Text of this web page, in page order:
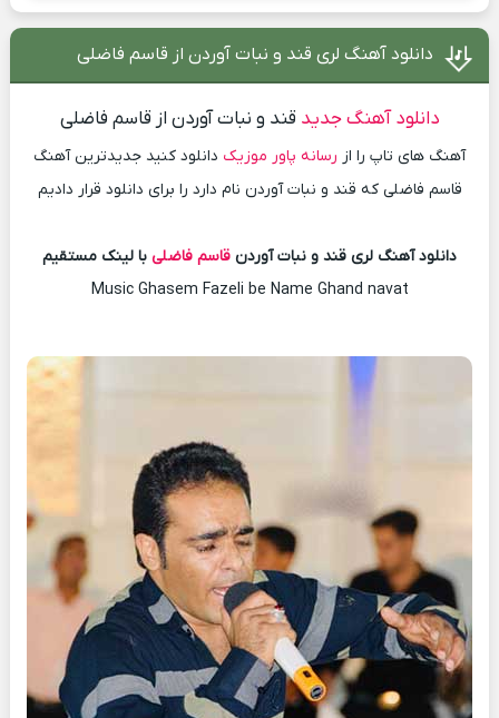
دانلود آهنگ لری قند و نبات آوردن از قاسم فاضلی
دانلود آهنگ جدید قند و نبات آوردن از قاسم فاضلی
آهنگ های تاپ را از رسانه پاور موزیک دانلود کنید جدیدترین آهنگ
قاسم فاضلی که قند و نبات آوردن نام دارد را برای دانلود قرار دادیم
دانلود آهنگ لری قند و نبات آوردن قاسم فاضلی با لینک مستقیم
Music Ghasem Fazeli be Name Ghand navat